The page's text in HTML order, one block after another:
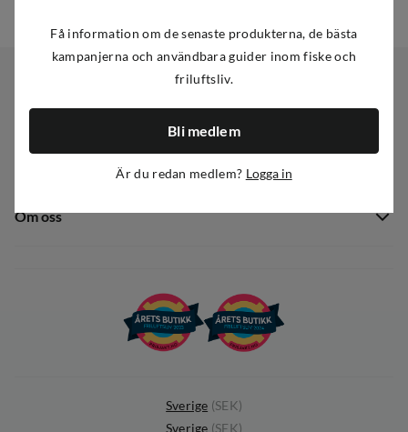
Dataskyddspolicy
Sortiment
Om oss
Sverige (SEK)
Sverige (SEK)
Få information om de senaste produkterna, de bästa
kampanjerna och användbara guider inom fiske och
friluftsliv.
Bli medlem
Är du redan medlem? Logga in